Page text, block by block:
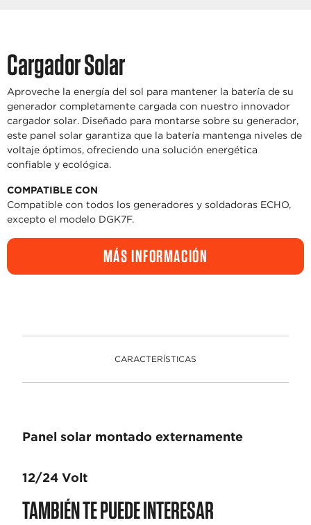
Cargador Solar
Aproveche la energía del sol para mantener la batería de su
generador completamente cargada con nuestro innovador
cargador solar. Diseñado para montarse sobre su generador,
este panel solar garantiza que la batería mantenga niveles de
voltaje óptimos, ofreciendo una solución energética
confiable y ecológica.
COMPATIBLE CON
Compatible con todos los generadores y soldadoras ECHO,
excepto el modelo DGK7F.
MÁS INFORMACIÓN
CARACTERÍSTICAS
Panel solar montado externamente
12/24 Volt
TAMBIÉN TE PUEDE INTERESAR